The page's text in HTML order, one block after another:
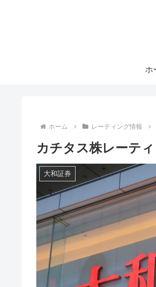
ホ
ホーム レーティング情報
カチタス株レーテ
大和証券